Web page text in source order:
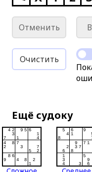
Отменить
Очистить
Ещё судоку